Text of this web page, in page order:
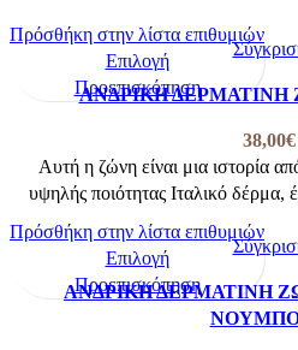
ΑΝΔΡΙΚΗ ΔΕΡΜΑΤΙΝΗ
38,00€
Αυτή η ζώνη είναι μια ιστορία
υψηλής ποιότητας Ιταλικό δέρμα,
Πρόσθήκη στην λίστα επιθυμιών
ΕπιλογήΑυτό
το
πολλαπλές
παραλλαγές.
επιλογές
μπορούν
να
επιλεγούν
Προεπισκόπηση
ΑΝΔΡΙΚΗ ΔΕΡΜΑΤΙΝΗ
Πρόσθήκη στην λίστα επιθυμιών
ΕπιλογήΑυτό
το
προϊόν
Προεπισκόπηση